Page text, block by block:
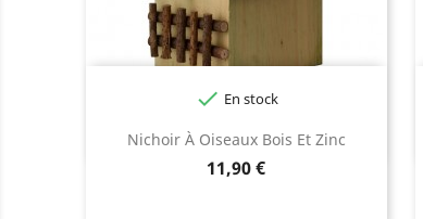
Nichoir À Oiseaux Bois Et Zinc
Prix
11,90 €
 En stock